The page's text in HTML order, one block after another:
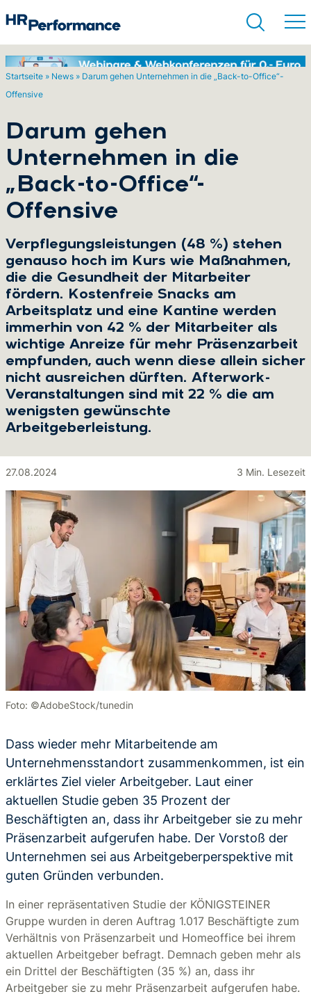
Startseite » News » Darum gehen Unternehmen in die „Back-to-Office“-
Offensive
Darum gehen
Unternehmen in die
„Back-to-Office“-
Offensive
Verpflegungsleistungen (48 %) stehen
genauso hoch im Kurs wie Maßnahmen,
die die Gesundheit der Mitarbeiter
fördern. Kostenfreie Snacks am
Arbeitsplatz und eine Kantine werden
immerhin von 42 % der Mitarbeiter als
wichtige Anreize für mehr Präsenzarbeit
empfunden, auch wenn diese allein sicher
nicht ausreichen dürften. Afterwork-
Veranstaltungen sind mit 22 % die am
wenigsten gewünschte
Arbeitgeberleistung.
27.08.2024 3 Min. Lesezeit
Foto: ©AdobeStock/tunedin
Dass wieder mehr Mitarbeitende am
Unternehmensstandort zusammenkommen, ist ein
erklärtes Ziel vieler Arbeitgeber. Laut einer
aktuellen Studie geben 35 Prozent der
Beschäftigten an, dass ihr Arbeitgeber sie zu mehr
Präsenzarbeit aufgerufen habe. Der Vorstoß der
Unternehmen sei aus Arbeitgeberperspektive mit
guten Gründen verbunden.
In einer repräsentativen Studie der KÖNIGSTEINER
Gruppe wurden in deren Auftrag 1.017 Beschäftigte zum
Verhältnis von Präsenzarbeit und Homeoffice bei ihrem
aktuellen Arbeitgeber befragt. Demnach geben mehr als
ein Drittel der Beschäftigten (35 %) an, dass ihr
Arbeitgeber sie zu mehr Präsenzarbeit aufgerufen habe.